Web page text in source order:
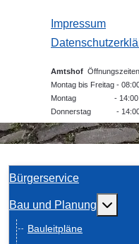
Impressum
Amtshof
Montag bis Freitag -
Montag - 14:00
Donnerstag - 14:00
Bürgerservice
Bau und Planung
Bauleitpläne